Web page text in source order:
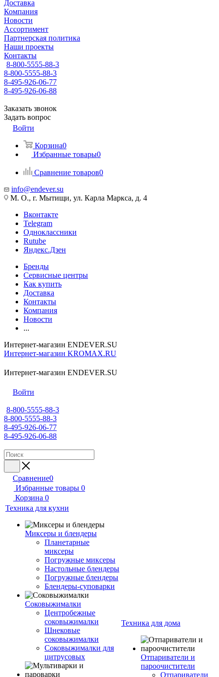
Доставка
Компания
Новости
Ассортимент
Партнерская политика
Наши проекты
Контакты
8-800-5555-88-3
8-800-5555-88-3
8-495-926-06-77
8-495-926-06-88
Заказать звонок
Задать вопрос
Войти
Корзина0
Избранные товары0
Сравнение товаров0
info@endever.su
М. О., г. Мытищи, ул. Карла Маркса, д. 4
Вконтакте
Telegram
Одноклассники
Rutube
Яндекс.Дзен
Бренды
Сервисные центры
Как купить
Доставка
Контакты
Компания
Новости
...
Интернет-магазин ENDEVER.SU
Интернет-магазин KROMAX.RU
Интернет-магазин ENDEVER.SU
Войти
8-800-5555-88-3
8-800-5555-88-3
8-495-926-06-77
8-495-926-06-88
Сравнение0
Избранные товары 0
Корзина 0
Техника для кухни
Миксеры и блендеры
Планетарные
миксеры
Погружные миксеры
Настольные блендеры
Погружные блендеры
Блендеры-суповарки
Соковыжималки
Центробежные
соковыжималки
Шнековые
соковыжималки
Соковыжималки для
цитрусовых
Техника для дома
Отпариватели и
пароочистители
Отпариватели